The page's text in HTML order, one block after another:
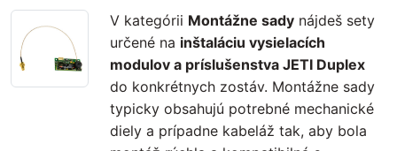
V kategórii Montážne sady nájdeš sety
určené na inštaláciu vysielacích
modulov a príslušenstva JETI Duplex
do konkrétnych zostáv. Montážne sady
typicky obsahujú potrebné mechanické
diely a prípadne kabeláž tak, aby bola